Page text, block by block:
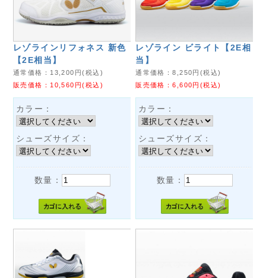
レゾラインリフォネス 新色
【2E相当】
通常価格： 13,200 円(税込)
販売価格： 10,560 円(税込)
カラー：
シューズサイズ：
数量：
レゾライン ビライト【2E相
当】
通常価格：8,250円(税込)
販売価格：6,600円(税込)
カラー：
シューズサイズ：
数量：